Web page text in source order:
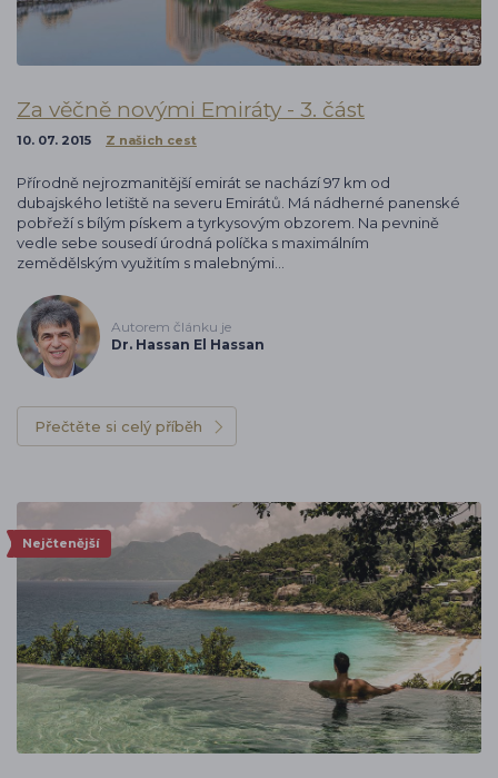
Za věčně novými Emiráty - 3. část
10. 07. 2015 Z našich cest
Přírodně nejrozmanitější emirát se nachází 97 km od
dubajského letiště na severu Emirátů. Má nádherné panenské
pobřeží s bílým pískem a tyrkysovým obzorem. Na pevnině
vedle sebe sousedí úrodná políčka s maximálním
zemědělským využitím s malebnými…
Autorem článku je
Dr. Hassan El Hassan
Přečtěte si celý příběh
Nejčtenější